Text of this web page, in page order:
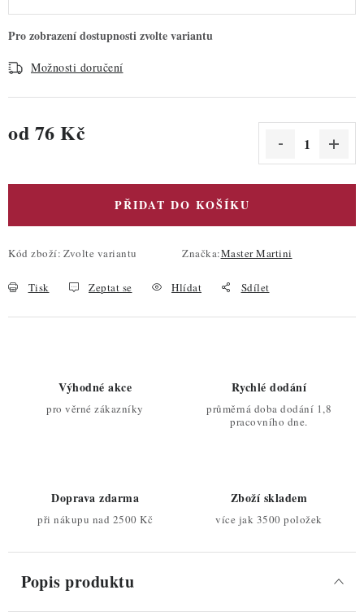
Možnosti doručení
od 76 Kč
PŘIDAT DO KOŠÍKU
Kód zboží: Zvolte variantu Značka:Master Martini
Tisk Zeptat se Hlídat Sdílet
Výhodné akce
pro věrné zákazníky
Rychlé dodání
průměrná doba dodání 1,8
pracovního dne.
Doprava zdarma
při nákupu nad 2500 Kč
Zboží skladem
více jak 3500 položek
Popis produktu